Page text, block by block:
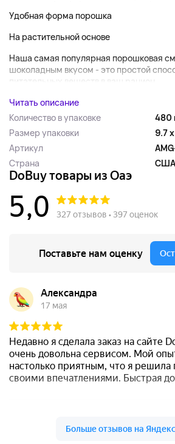
Удобная форма порошка
На растительной основе
Наша самая популярная порошковая
шоколадным вкусом - это простой
питательных веществ в ваш рацион....
Читать описание
Количество в упаковке
480
Размер упаковки
9.7
Артикул
Страна
США